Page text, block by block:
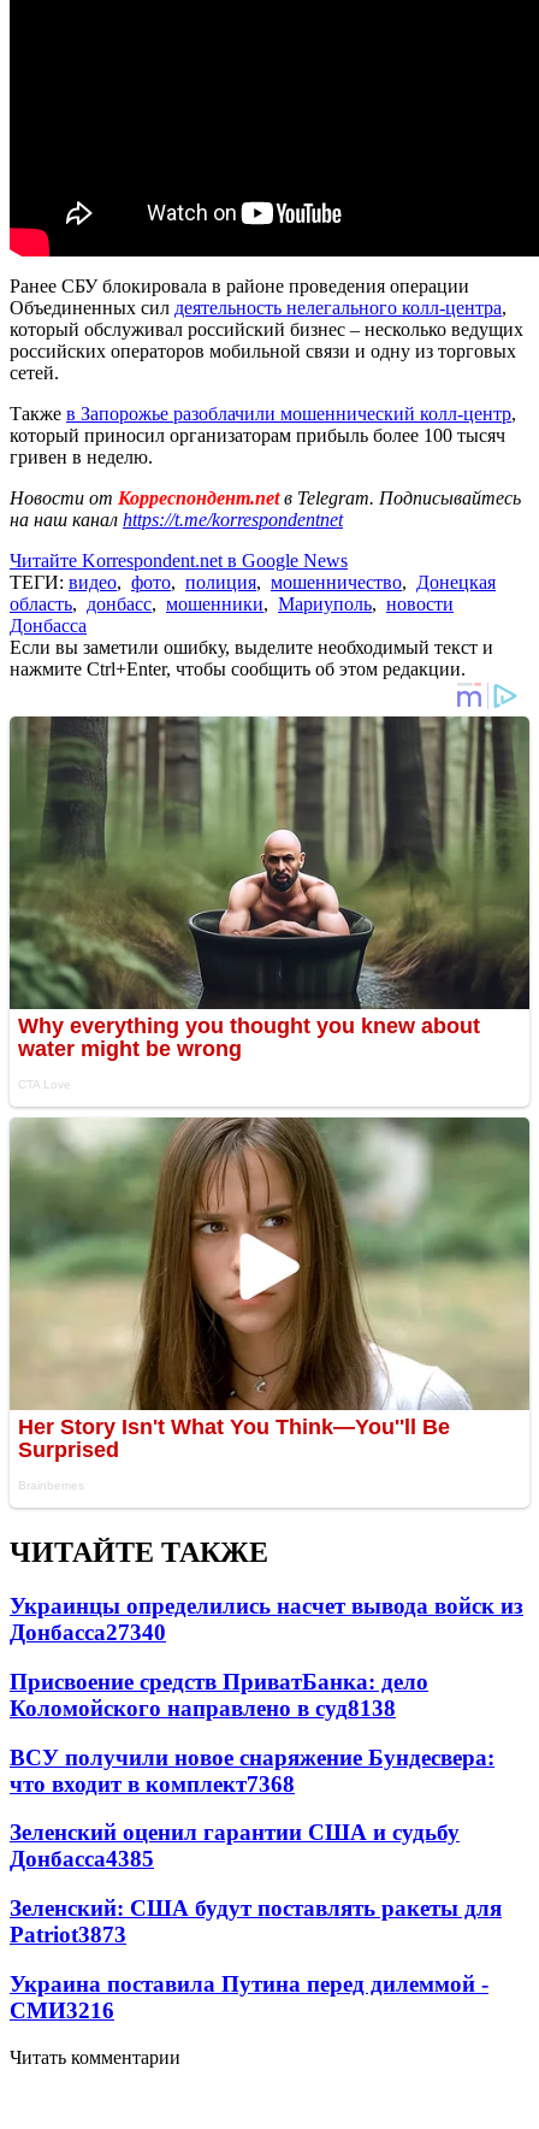
Ранее СБУ блокировала в районе проведения операции
Объединенных сил деятельность нелегального колл-центра,
который обслуживал российский бизнес – несколько ведущих
российских операторов мобильной связи и одну из торговых
сетей.
Также в Запорожье разоблачили мошеннический колл-центр,
который приносил организаторам прибыль более 100 тысяч
гривен в неделю.
Новости от Корреспондент.netв Telegram. Подписывайтесь
на наш канал https://t.me/korrespondentnet
Читайте Korrespondent.net в Google News
ТЕГИ: видео, фото, полиция, мошенничество, Донецкая
область, донбасс, мошенники, Мариуполь, новости
Донбасса
Если вы заметили ошибку, выделите необходимый текст и
нажмите Ctrl+Enter, чтобы сообщить об этом редакции.
ЧИТАЙТЕ ТАКЖЕ
Украинцы определились насчет вывода войск из
Донбасса27340
Присвоение средств ПриватБанка: дело
Коломойского направлено в суд8138
ВСУ получили новое снаряжение Бундесвера:
что входит в комплект7368
Зеленский оценил гарантии США и судьбу
Донбасса4385
Зеленский: США будут поставлять ракеты для
Patriot3873
Украина поставила Путина перед дилеммой -
СМИ3216
Читать комментарии